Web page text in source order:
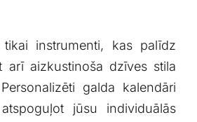
instrumenti, kas palīdz
arī aizkustinoša dzīves stila
galda kalendāri⁢
jūsu⁢ individuālās